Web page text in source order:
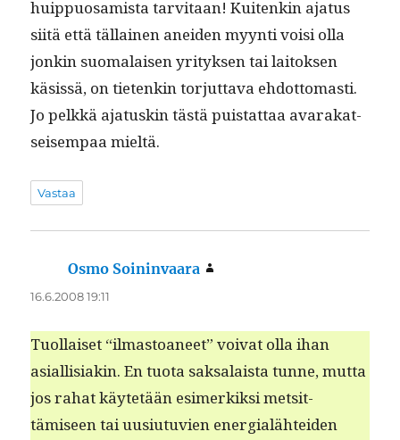
huip­pu­osamista tarvi­taan! Kuitenkin aja­tus
siitä että täl­lainen anei­den myyn­ti voisi olla
jonkin suo­ma­laisen yri­tyk­sen tai laitok­sen
käsis­sä, on tietenkin tor­jut­ta­va ehdot­tomasti.
Jo pelkkä aja­tuskin tästä puis­tat­taa avarakat­
seisem­paa mieltä.
Vastaa
Osmo Soininvaara
16.6.2008 19:11
Tuol­laiset “ilmas­toa­neet” voivat olla ihan
asial­lisi­akin. En tuo­ta sak­salaista tunne, mut­ta
jos rahat käytetään esimerkik­si met­sit­
tämiseen tai uusi­u­tu­vien ener­gialähtei­den